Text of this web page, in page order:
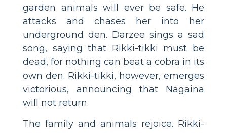
garden animals will ever be safe. He
attacks and chases her into her
underground den. Darzee sings a sad
song, saying that Rikki-tikki must be
dead, for nothing can beat a cobra in its
own den. Rikki-tikki, however, emerges
victorious, announcing that Nagaina
will not return.
The family and animals rejoice. Rikki-